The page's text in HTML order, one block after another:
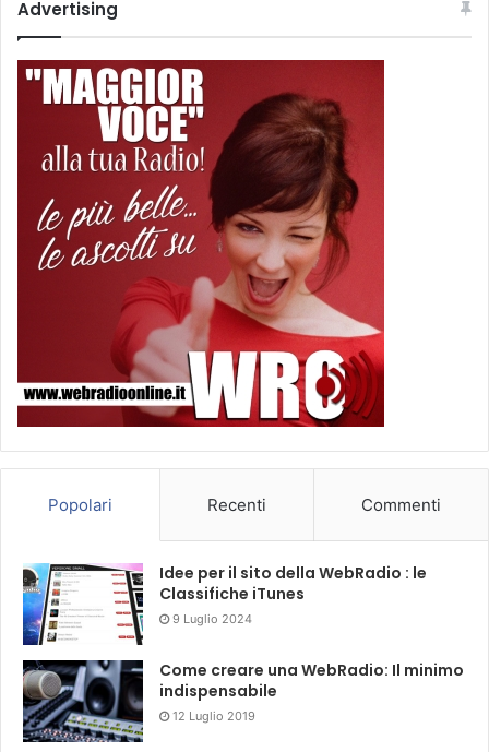
Advertising
Popolari Recenti Commenti
Idee per il sito della WebRadio : le
Classifiche iTunes
9 Luglio 2024
Come creare una WebRadio: Il minimo
indispensabile
12 Luglio 2019